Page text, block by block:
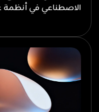
الاصطناعي في